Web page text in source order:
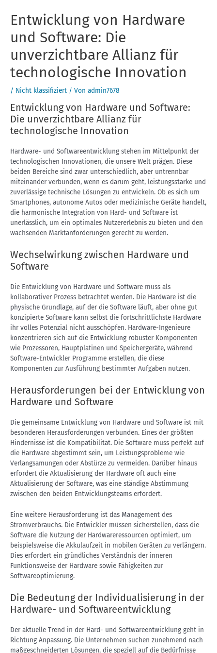
Entwicklung von Hardware
und Software: Die
unverzichtbare Allianz für
technologische Innovation
/ Nicht klassifiziert / Vonadmin7678
Entwicklung von Hardware und Software:
Die unverzichtbare Allianz für
technologische Innovation
Hardware- und Softwareentwicklung stehen im Mittelpunkt der
technologischen Innovationen, die unsere Welt prägen. Diese
beiden Bereiche sind zwar unterschiedlich, aber untrennbar
miteinander verbunden, wenn es darum geht, leistungsstarke und
zuverlässige technische Lösungen zu entwickeln. Ob es sich um
Smartphones, autonome Autos oder medizinische Geräte handelt,
die harmonische Integration von Hard- und Software ist
unerlässlich, um ein optimales Nutzererlebnis zu bieten und den
wachsenden Marktanforderungen gerecht zu werden.
Wechselwirkung zwischen Hardware und
Software
Die Entwicklung von Hardware und Software muss als
kollaborativer Prozess betrachtet werden. Die Hardware ist die
physische Grundlage, auf der die Software läuft, aber ohne gut
konzipierte Software kann selbst die fortschrittlichste Hardware
ihr volles Potenzial nicht ausschöpfen. Hardware-Ingenieure
konzentrieren sich auf die Entwicklung robuster Komponenten
wie Prozessoren, Hauptplatinen und Speichergeräte, während
Software-Entwickler Programme erstellen, die diese
Komponenten zur Ausführung bestimmter Aufgaben nutzen.
Herausforderungen bei der Entwicklung von
Hardware und Software
Die gemeinsame Entwicklung von Hardware und Software ist mit
besonderen Herausforderungen verbunden. Eines der größten
Hindernisse ist die Kompatibilität. Die Software muss perfekt auf
die Hardware abgestimmt sein, um Leistungsprobleme wie
Verlangsamungen oder Abstürze zu vermeiden. Darüber hinaus
erfordert die Aktualisierung der Hardware oft auch eine
Aktualisierung der Software, was eine ständige Abstimmung
zwischen den beiden Entwicklungsteams erfordert.
Eine weitere Herausforderung ist das Management des
Stromverbrauchs. Die Entwickler müssen sicherstellen, dass die
Software die Nutzung der Hardwareressourcen optimiert, um
beispielsweise die Akkulaufzeit in mobilen Geräten zu verlängern.
Dies erfordert ein gründliches Verständnis der inneren
Funktionsweise der Hardware sowie Fähigkeiten zur
Softwareoptimierung.
Die Bedeutung der Individualisierung in der
Hardware- und Softwareentwicklung
Der aktuelle Trend in der Hard- und Softwareentwicklung geht in
Richtung Anpassung. Die Unternehmen suchen zunehmend nach
maßgeschneiderten Lösungen, die speziell auf die Bedürfnisse